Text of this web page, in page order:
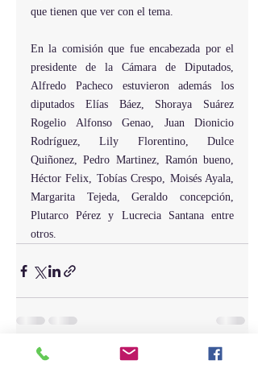
que tienen que ver con el tema.
En la comisión que fue encabezada por el
presidente de la Cámara de Diputados,
Alfredo Pacheco estuvieron además los
diputados Elías Báez, Shoraya Suárez
Rogelio Alfonso Genao, Juan Dionicio
Rodríguez, Lily Florentino, Dulce
Quiñonez, Pedro Martinez, Ramón bueno,
Héctor Felix, Tobías Crespo, Moisés Ayala,
Margarita Tejeda, Geraldo concepción,
Plutarco Pérez y Lucrecia Santana entre
otros.
Entradas recientes Ver todo